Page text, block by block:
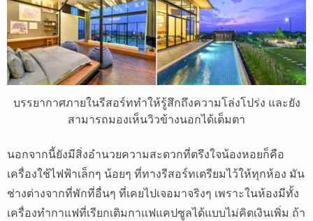
บรรยากาศภายในรีสอร์ททำให้รู้สึกถึงความโล่งโปร่ง และยัง
สามารถมองเห็นวิวข้างนอกได้เต็มตา
นอกจากนี้ยังมีสิ่งอำนวยความสะดวกที่ตรึงใจน้องหอยก็คือ
เครื่องใช้ไฟฟ้าเล็กๆ น้อยๆ ที่ทางรีสอร์ทเตรียมไว้ให้ทุกห้อง มัน
ช่างต่างจากที่พักที่อื่นๆ ที่เคยไปเจอมาจริงๆ เพราะในห้องมีทั้ง
เครื่องทำกาแฟที่เรียกเติมกาแฟแคปซูลได้แบบไม่คิดเงินเพิ่ม ถ้า